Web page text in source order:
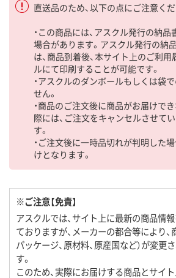
直送品のため、以下の点にご注意くだ
・この商品には、アスクル発行の納
場合があります。アスクル発行の納
は、商品到着後、本サイト上のご利
ルにて印刷することが可能です。
・アスクルのダンボールもしくは袋
せん。
・商品のご注文後に商品がお届けで
際には、ご注文をキャンセルさせて
す。
・ご注文後に一時品切れが判明した
けとなります。
※ご注意【免責】
アスクルでは、サイト上に最新の商品情
ておりますが、メーカーの都合等により、
パッケージ、原材料、原産国など）が変更
す。
このため、実際にお届けする商品とサイ